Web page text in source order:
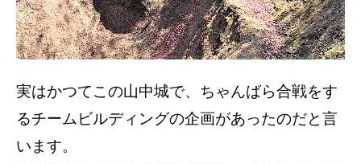
実はかつてこの山中城で、ちゃんばら合戦をす
るチームビルディングの企画があったのだと言
います。